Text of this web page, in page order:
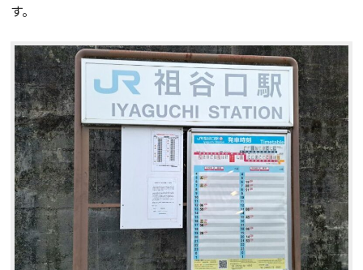
す。